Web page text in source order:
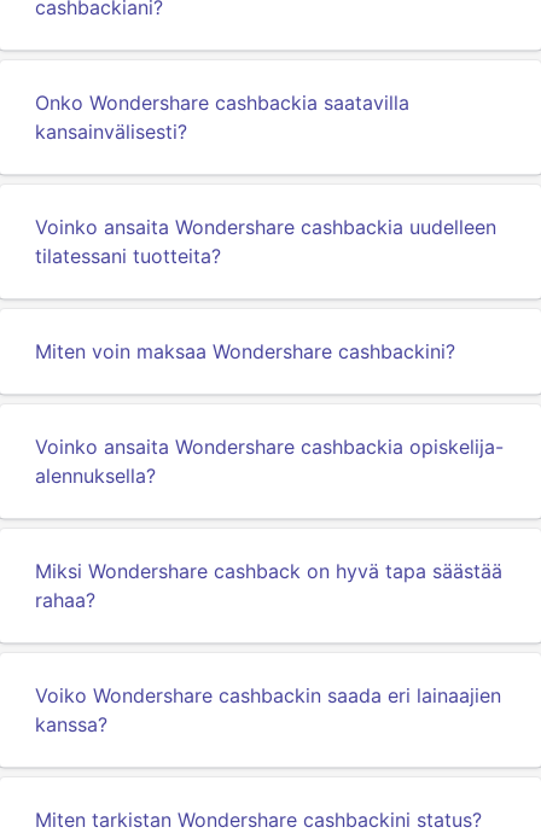
cashbackiani?
Onko Wondershare cashbackia saatavilla
kansainvälisesti?
Voinko ansaita Wondershare cashbackia uudelleen
tilatessani tuotteita?
Miten voin maksaa Wondershare cashbackini?
Voinko ansaita Wondershare cashbackia opiskelija-
alennuksella?
Miksi Wondershare cashback on hyvä tapa säästää
rahaa?
Voiko Wondershare cashbackin saada eri lainaajien
kanssa?
Miten tarkistan Wondershare cashbackini status?